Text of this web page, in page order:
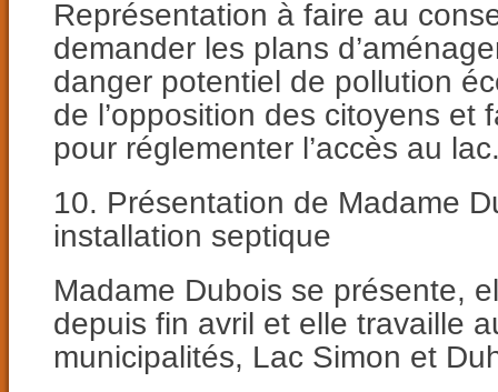
Représentation à faire au
demander les plans
danger potentiel de pollution
de l’opposition des citoyens et
pour réglementer l’accès au
10. Présentation de Madame
installation septique
Madame Dubois se présente,
depuis fin avril et elle travaille
municipalités, Lac Simon et